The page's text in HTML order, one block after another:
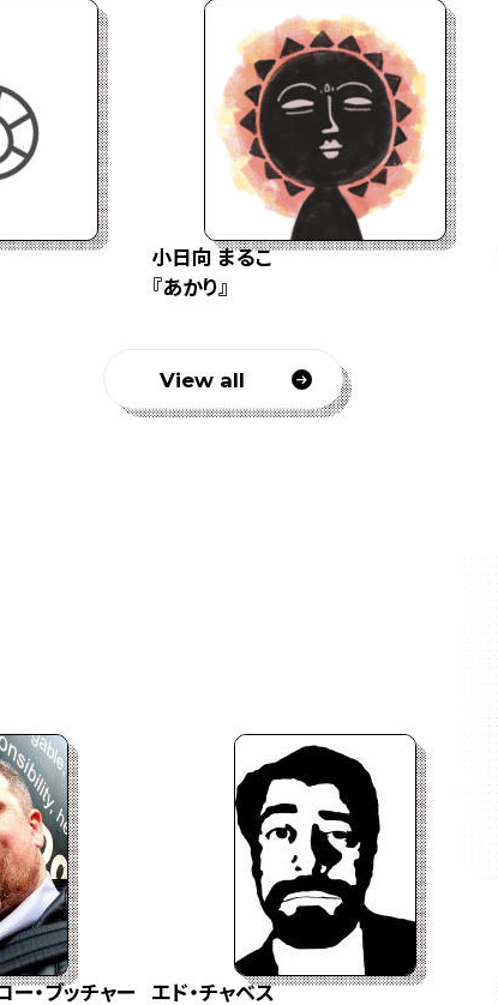
小日向 まるこ
『あかり』
View all
ー・ブッチャー エド・チャベス